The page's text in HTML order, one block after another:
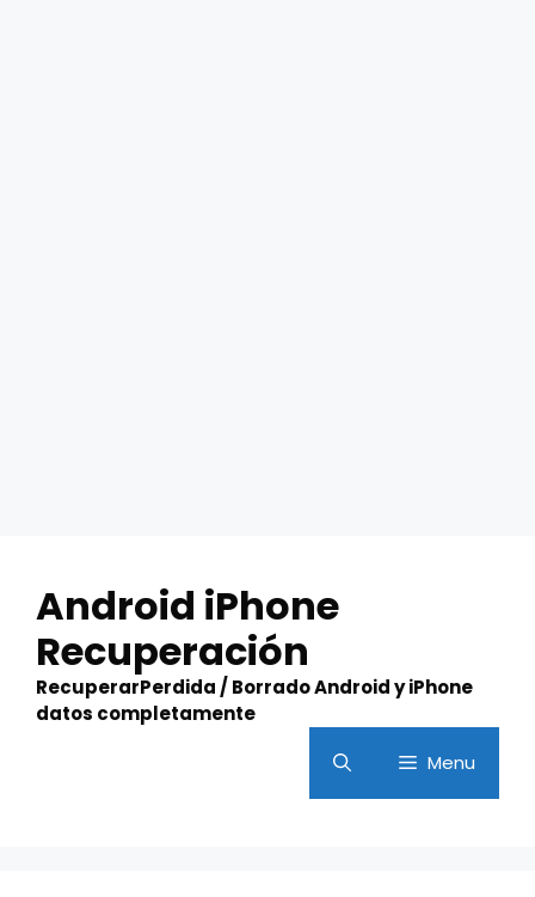
content
Android iPhone
Recuperación
RecuperarPerdida / Borrado Android y iPhone
datos completamente
Menu